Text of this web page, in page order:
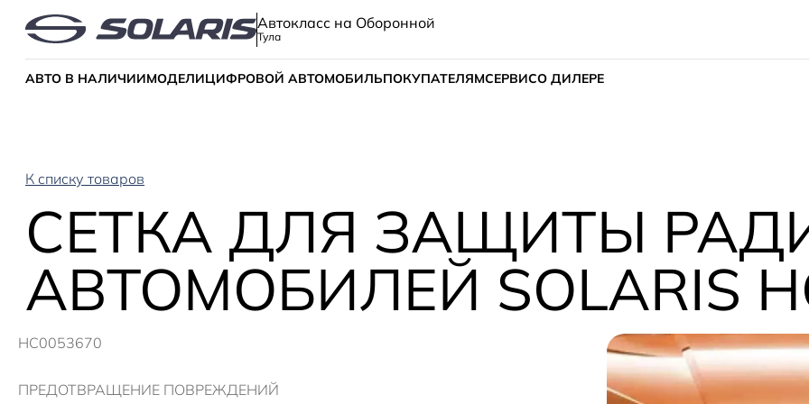
Автокласс на Оборонной
Тула
АВТО В НАЛИЧИИМОДЕЛИЦИФРОВОЙ АВТОМОБИЛЬПОКУПАТЕЛЯМСЕРВИСО ДИЛЕРЕ
К списку товаров
СЕТКА ДЛЯ ЗАЩИТЫ
АВТОМОБИЛЕЙ SOLARIS
HC0053670
ПРЕДОТВРАЩЕНИЕ ПОВРЕЖДЕНИЙ